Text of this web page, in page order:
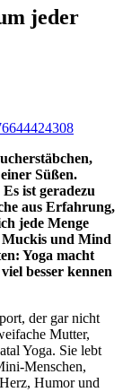
jeder
Süßen.
ist geradezu
aus Erfahrung,
jede Menge
Muckis und Mind
Yoga macht
besser kennen
der gar nicht
Mutter,
Yoga. Sie lebt
Menschen,
Humor und